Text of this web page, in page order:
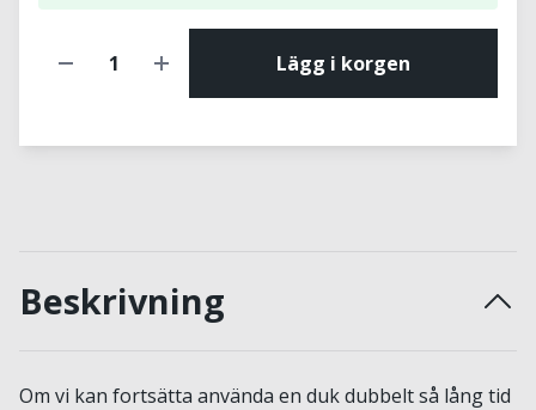
Lägg i korgen
Beskrivning
Om vi kan fortsätta använda en duk dubbelt så lång tid